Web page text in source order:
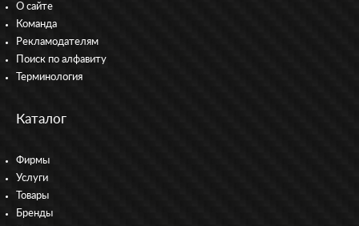
О сайте
Команда
Рекламодателям
Поиск по алфавиту
Терминология
Каталог
Фирмы
Услуги
Товары
Бренды